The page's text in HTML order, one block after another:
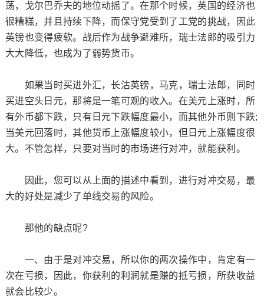
荡，戈尔巴乔夫的地位动摇了。在那个时候，英国的经济也
很糟糕，并且持续下降，而保守党受到了工党的挑战，因此
英镑也变得疲软。战后作为战争避难所，瑞士法郎的吸引力
大大降低，也成为了弱势货币。
如果当时买进外汇，长沽英镑，马克，瑞士法郎，同时
买进空头日元，那将是一笔可观的收入。在美元上涨时，所
有外币都下跌，只有日元下跌幅度最小，而其他外币则下跌;
当美元回落时，其他货币上涨幅度较小，但日元上涨幅度很
大。不管怎样，只要对当时的市场进行对冲，就能获利。
因此，您可以从上面的描述中看到，进行对冲交易，最
大的好处是减少了单线交易的风险。
那他的缺点呢?
一、由于是对冲交易，所以你的两次操作中，肯定有一
次在亏损，因此，你获利的利润就是赚的抵亏损，所获收益
就会比较少。